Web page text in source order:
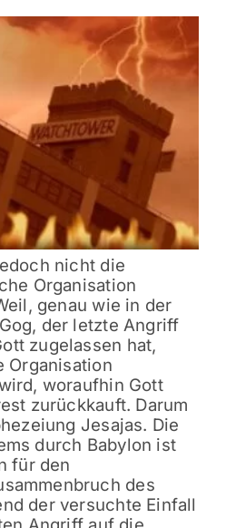
nicht die
Organisation
genau wie in der
der letzte Angriff
zugelassen hat,
Organisation
woraufhin Gott
zurückkauft. Darum
Jesajas. Die
durch Babylon ist
für den
des
der versuchte Einfall